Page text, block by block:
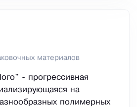
материалов
- прогрессивная
на
полимерных